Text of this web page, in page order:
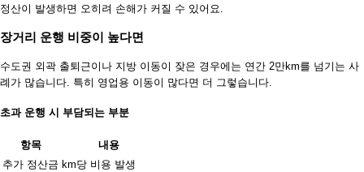
정산이 발생하면 오히려 손해가 커질 수 있어요.
장거리 운행 비중이 높다면
수도권 외곽 출퇴근이나 지방 이동이 잦은 경우에는 연간 2만km를 넘기는 사
례가 많습니다. 특히 영업용 이동이 많다면 더 그렇습니다.
초과 운행 시 부담되는 부분
항목
내용
추가 정산금 km당 비용 발생